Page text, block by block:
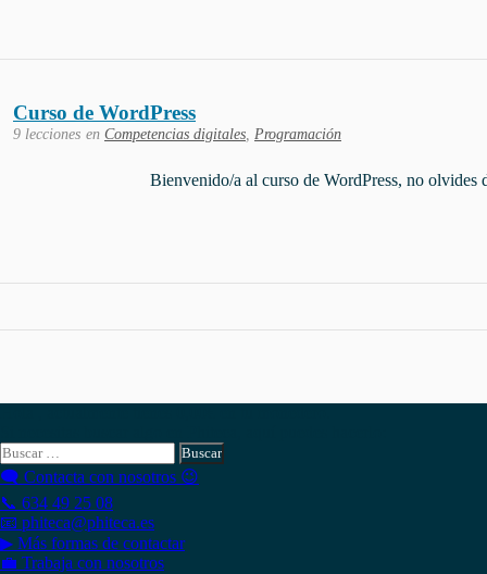
Curso de WordPress
9 lecciones en Competencias digitales Programación
Bienvenido/a al curso de WordPress, no olvides
Buscar:
🗨 Contacta con nosotros 😉
📞 634 49 25 08
📧 phiteca@phiteca.es
▶ Más formas de contactar
💼 Trabaja con nosotros